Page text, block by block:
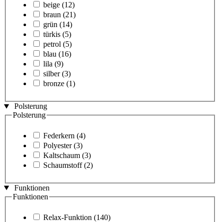
beige (12)
braun (21)
grün (14)
türkis (5)
petrol (5)
blau (16)
lila (9)
silber (3)
bronze (1)
Polsterung
Polsterung
Federkern (4)
Polyester (3)
Kaltschaum (3)
Schaumstoff (2)
Funktionen
Funktionen
Relax-Funktion (140)